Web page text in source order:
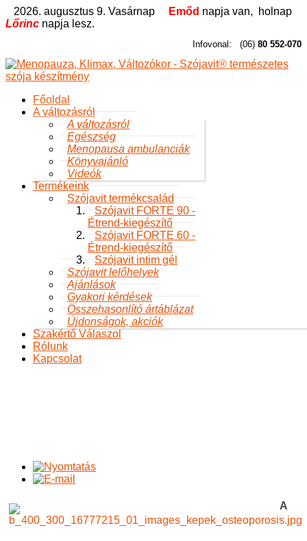
2026. augusztus 9. Vasárnap Emőd napja van,
holnap
Lőrinc napja lesz.
Infovonal: (06) 80 552-070
Főoldal
A változásról
A változásról
Egészség
Menopausa ambulanciák
Könyvajánló
Videók
Termékeink
Szójavit termékcsalád
Szójavit FORTE 90 -
Étrend-kiegészítő
Szójavit FORTE 60 -
Étrend-kiegészítő
Szójavit intim gél
Szójavit lelőhelyek
Ajánlások
Gyakori kérdések
Összehasonlító ártáblázat
Újdonságok, akciók
Szakértő Válaszol
Rólunk
Kapcsolat
A